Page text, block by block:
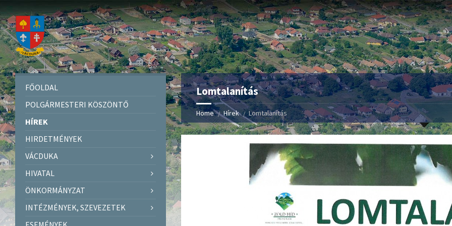
Lomtalanítás
Home Hírek Lomtalanítás
FŐOLDAL
POLGÁRMESTERI KÖSZÖNTŐ
HÍREK
HIRDETMÉNYEK
VÁCDUKA
HIVATAL
ÖNKORMÁNYZAT
INTÉZMÉNYEK, SZEVEZETEK